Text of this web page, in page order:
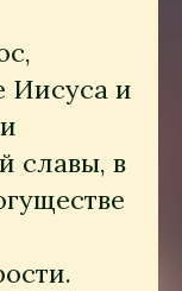
Иисуса и
славы, в